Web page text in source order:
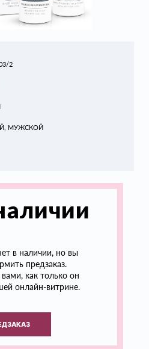
2
МУЖСКОЙ
в наличии, но вы
предзаказ.
как только он
онлайн-витрине.